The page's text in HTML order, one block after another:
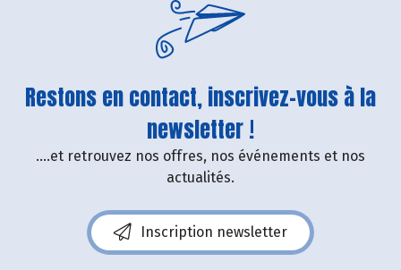
Restons en contact, inscrivez-vous à la
newsletter !
....et retrouvez nos offres, nos événements et nos
actualités.
Inscription newsletter